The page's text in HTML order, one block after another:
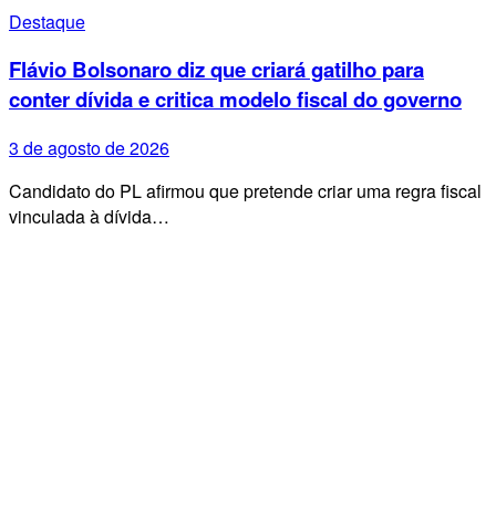
Destaque
Flávio Bolsonaro diz que criará gatilho para
conter dívida e critica modelo fiscal do governo
3 de agosto de 2026
Candidato do PL afirmou que pretende criar uma regra fiscal
vinculada à dívida…